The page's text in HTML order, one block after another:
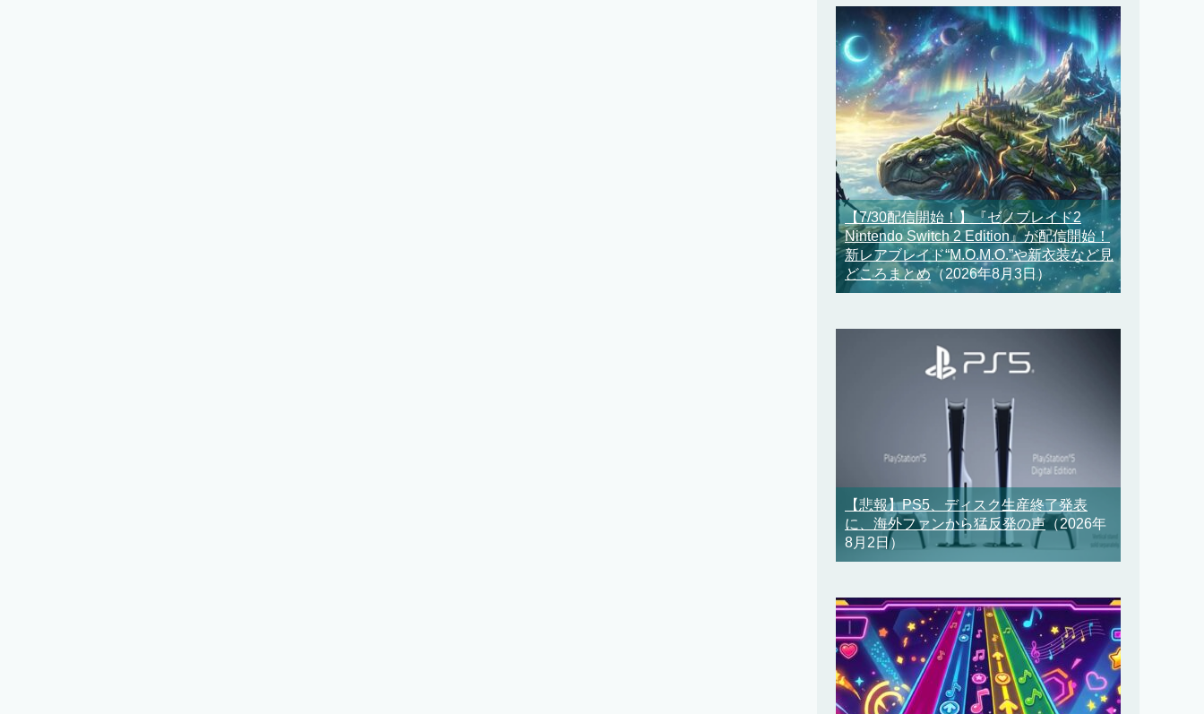
【7/30配信開始！】『ゼノブレイド2
Nintendo Switch 2 Edition』が配信開始！
新レアブレイド“M.O.M.O.”や新衣装など見
どころまとめ（2026年8月3日）
【悲報】PS5、ディスク生産終了発表
に、海外ファンから猛反発の声（2026年
8月2日）